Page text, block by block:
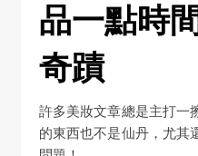
品一點時
奇蹟
許多美妝文章總是主打一
的東西也不是仙丹，尤其